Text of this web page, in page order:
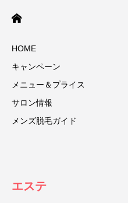
HOME
キャンペーン
メニュー＆プライス
サロン情報
メンズ脱毛ガイド
エステ